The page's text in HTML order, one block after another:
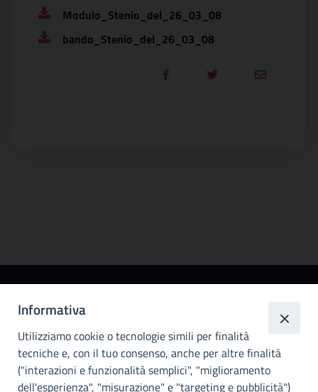
Modulo_Stenio_del_26_03_08
bando_Stenio_del_26_03_08
metropolitana di
Palermo
Info e contatti
Città Metropoliitana di Palermo
Informativa
Utilizziamo cookie o tecnologie simili per finalità
tecniche e, con il tuo consenso, anche per altre finalità
("interazioni e funzionalità semplici", "miglioramento
dell'esperienza", "misurazione" e "targeting e pubblicità")